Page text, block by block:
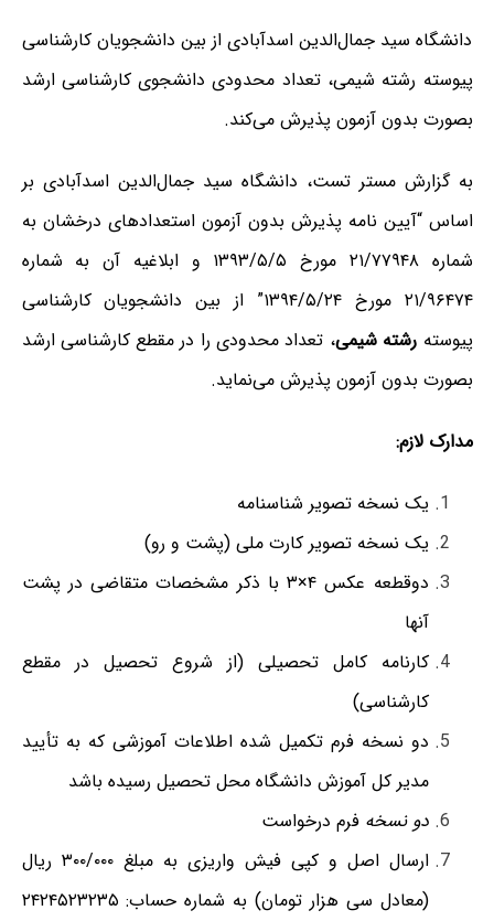
دانشگاه سید جمال‌الدین‌ اسدآبادی از بین دانشجویان کارشناسی
پیوسته رشته شیمی، تعداد محدودی دانشجوی کارشناسی ارشد
بصورت بدون آزمون پذیرش می‌کند.
به گزارش مستر تست، دانشگاه سید جمال‌الدین‌ اسدآبادی بر
اساس “آیین نامه پذیرش بدون آزمون استعدادهای درخشان به
شماره ۲۱/۷۷۹۴۸ مورخ ۱۳۹۳/۵/۵ و ابلاغیه آن به شماره
۲۱/۹۶۴۷۴ مورخ ۱۳۹۴/۵/۲۴” از بین دانشجویان کارشناسی
پیوسته رشته شیمی، تعداد محدودی را در مقطع کارشناسی ارشد
بصورت بدون آزمون پذیرش می‌نماید.
مدارک لازم:
یک نسخه تصویر شناسنامه
یک نسخه تصویر کارت ملی (پشت و رو)
دوقطعه عکس ۴×۳ با ذکر مشخصات متقاضی در پشت
آنها
کارنامه کامل تحصیلی (از شروع تحصیل در مقطع
کارشناسی)
دو نسخه فرم تکمیل شده اطلاعات آموزشی که به تأیید
مدیر کل آموزش دانشگاه محل تحصیل رسیده باشد
دو نسخه فرم درخواست
ارسال اﺻﻞ و کپی فیش واریزی به مبلغ ۳۰۰/۰۰۰ ریال
(معادل سی هزار تومان) به شماره حساب: ۲۴۲۴۵۲۳۲۳۵